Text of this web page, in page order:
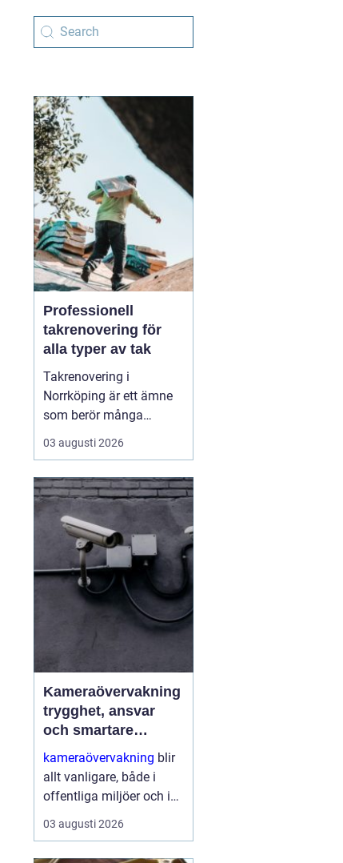
Professionell
takrenovering för
alla typer av tak
Takrenovering i
Norrköping är ett ämne
som berör många
husägare som vill
skydda sina fastigheter
onödigt höga
energikostnader. Ett
välmående tak ger
längre livslängd p&a...
03 augusti 2026
Kameraövervakning
trygghet, ansvar
och smartare
säkerhet
kameraövervakning blir
allt vanligare, både i
offentliga miljöer och i
privata hem. Tekniken
utvecklas snabbt,
03 augusti 2026